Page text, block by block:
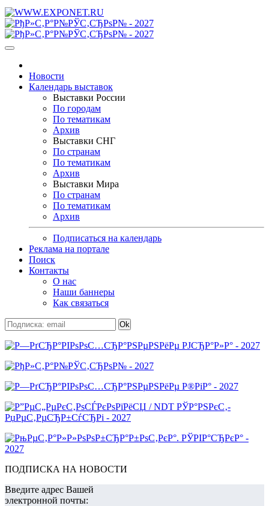
Новости
Календарь выставок
Выставки России
По городам
По тематикам
Архив
Выставки СНГ
По странам
По тематикам
Архив
Выставки Мира
По странам
По тематикам
Архив
Подписаться на календарь
Реклама на портале
Поиск
Контакты
О нас
Наши баннеры
Как связаться
ПОДПИСКА НА НОВОСТИ
Введите адрес Вашей
электронной почты: